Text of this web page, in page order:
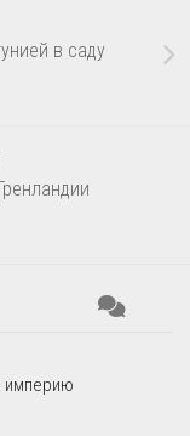
в саду
империю